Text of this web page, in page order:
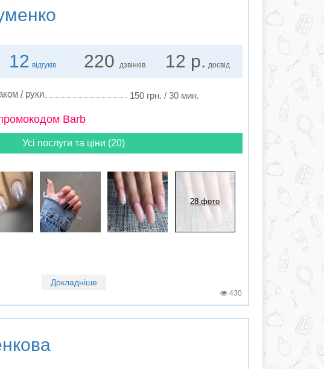
12 відгуків 220 дзвінків 12 р. досвід
/ руки 150 грн. / 30 мин.
Barb
Усі послуги та ціни (20)
28 фото
Докладніше
430